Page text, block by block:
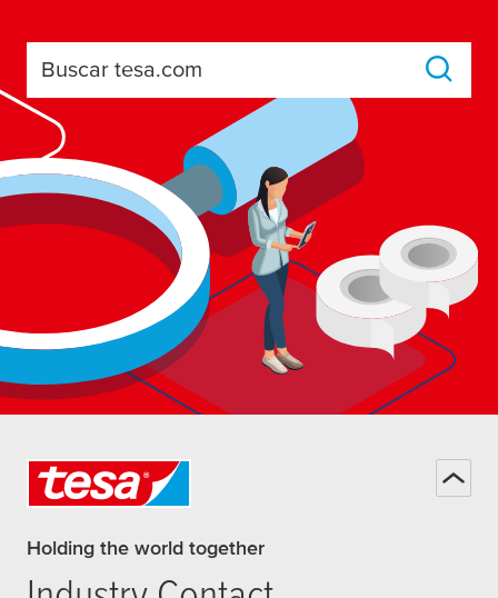
Buscar tesa.com
Holding the world together